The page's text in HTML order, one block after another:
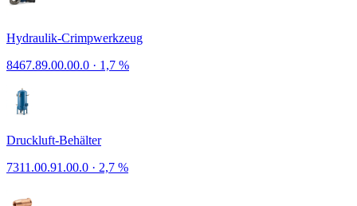
Hydraulik-Crimpwerkzeug
8467.89.00.00.0 · 1,7 %
Druckluft-Behälter
7311.00.91.00.0 · 2,7 %